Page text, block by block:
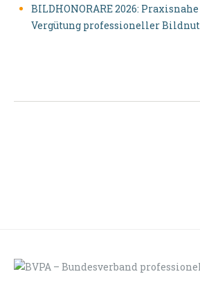
BILDHONORARE 2026:
Vergütung professioneller